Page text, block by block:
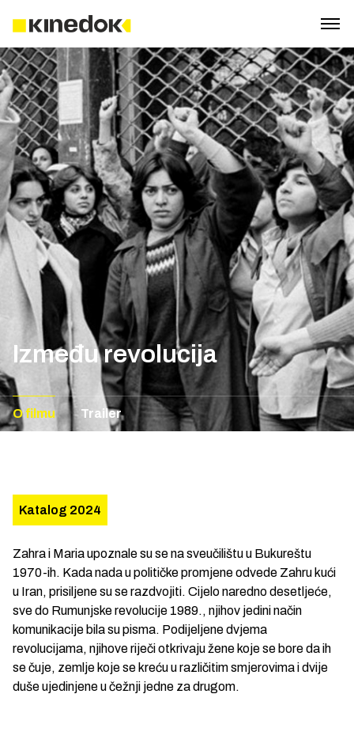
Između revolucija
O filmu Trailer
Katalog 2024
Zahra i Maria upoznale su se na sveučilištu u Bukureštu
1970-ih. Kada nada u političke promjene odvede Zahru kući
u Iran, prisiljene su se razdvojiti. Cijelo naredno desetljeće,
sve do Rumunjske revolucije 1989., njihov jedini način
komunikacije bila su pisma. Podijeljene dvjema
revolucijama, njihove riječi otkrivaju žene koje se bore da ih
se čuje, zemlje koje se kreću u različitim smjerovima i dvije
duše ujedinjene u čežnji jedne za drugom.